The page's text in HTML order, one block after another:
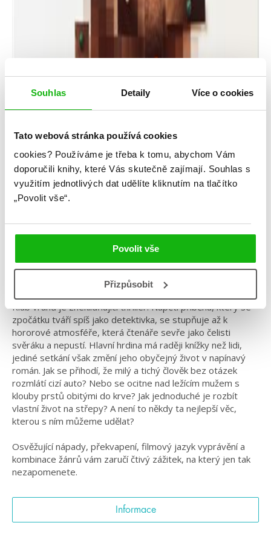
Souhlas Detaily Více o cookies
Tato webová stránka používá cookies
cookies? Používáme je třeba k tomu, abychom Vám
doporučili knihy, které Vás skutečně zajímají. Souhlas s
využitím jednotlivých dat udělíte kliknutím na tlačítko
„Povolit vše“.
Povolit vše
Přizpůsobit
Klub vrahů
Pavel Renčín
#oláskutunejde
Klub vrahů je zneklidňující thriller. Napětí příběhu, který se
zpočátku tváří spíš jako detektivka, se stupňuje až k
hororové atmosféře, která čtenáře sevře jako čelisti
svěráku a nepustí. Hlavní hrdina má raději knížky než lidi,
jediné setkání však změní jeho obyčejný život v napínavý
román. Jak se přihodí, že milý a tichý člověk bez otázek
rozmlátí cizí auto? Nebo se ocitne nad ležícím mužem s
klouby prstů obitými do krve? Jak jednoduché je rozbít
vlastní život na střepy? A není to někdy ta nejlepší věc,
kterou s ním můžeme udělat?
Osvěžující nápady, překvapení, filmový jazyk vyprávění a
kombinace žánrů vám zaručí čtivý zážitek, na který jen tak
nezapomenete.
Informace